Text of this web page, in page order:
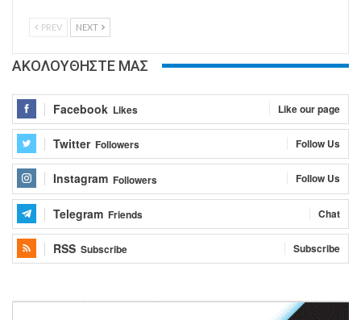
PREV NEXT
ΑΚΟΛΟΥΘΗΣΤΕ ΜΑΣ
Facebook Likes Like our page
Twitter Followers Follow Us
Instagram Followers Follow Us
Telegram Friends Chat
RSS Subscribe Subscribe